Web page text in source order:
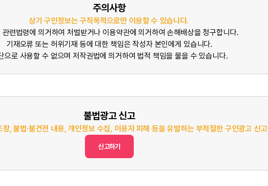
주의사항
상기 구인정보는 구직목적으로만 이용할 수 있습니다.
관련법령에 의거하여 처벌받거나 이용약관에 의거하여 손해배상을 청구합니다.
기재오류 또는 허위기재 등에 대한 책임은 작성자 본인에게 있습니다.
으로 사용할 수 없으며 저작권법에 의거하여 법적 책임을 물을 수 있습니다.
불법광고 신고
장, 불법·불건전 내용, 개인정보 수집, 이용자 피해 등을 유발하는 부적절한 구인광고 신
신고하기